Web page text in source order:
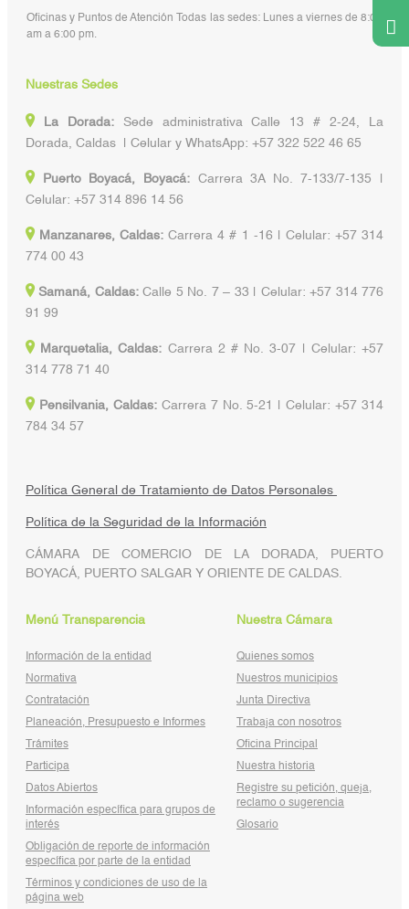
Oficinas y Puntos de Atención Todas las sedes: Lunes a viernes de 8:00
am a 6:00 pm.
Nuestras Sedes
La Dorada:Sede administrativa Calle 13 # 2-24, La
Dorada, Caldas | Celular y WhatsApp: +57 322 522 46 65
Puerto Boyacá, Boyacá:Carrera 3A No. 7-133/7-135 |
Celular: +57 314 896 14 56
Manzanares, Caldas: Carrera 4 # 1 -16 | Celular: +57 314
774 00 43
Samaná, Caldas:Calle 5 No. 7 – 33 | Celular: +57 314 776
91 99
Marquetalia, Caldas: Carrera 2 # No. 3-07 | Celular: +57
314 778 71 40
Pensilvania, Caldas:Carrera 7 No. 5-21 | Celular: +57 314
784 34 57
Política General de Tratamiento de Datos Personales
Política de la Seguridad de la Información
CÁMARA DE COMERCIO DE LA DORADA, PUERTO
BOYACÁ, PUERTO SALGAR Y ORIENTE DE CALDAS.
Menú Transparencia
Información de la entidad
Normativa
Contratación
Planeación, Presupuesto e Informes
Trámites
Participa
Datos Abiertos
Información específica para grupos de
interés
Obligación de reporte de información
específica por parte de la entidad
Términos y condiciones de uso de la
página web
Nuestra Cámara
Quienes somos
Nuestros municipios
Junta Directiva
Trabaja con nosotros
Oficina Principal
Nuestra historia
Registre su petición, queja,
reclamo o sugerencia
Glosario